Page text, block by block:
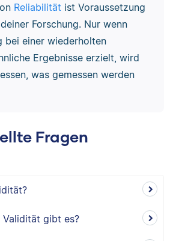
Reliabilität ist Voraussetzung
Forschung. Nur wenn
bei einer wiederholten
Ergebnisse erzielt, wird
was gemessen werden
Fragen
gibt es?